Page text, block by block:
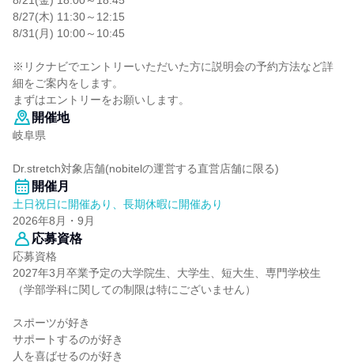
8/27(木) 11:30～12:15
8/31(月) 10:00～10:45
※リクナビでエントリーいただいた方に説明会の予約方法など詳
細をご案内をします。
まずはエントリーをお願いします。
開催地
岐阜県
Dr.stretch対象店舗(nobitelの運営する直営店舗に限る)
開催月
土日祝日に開催あり、長期休暇に開催あり
2026年8月・9月
応募資格
応募資格
2027年3月卒業予定の大学院生、大学生、短大生、専門学校生
（学部学科に関しての制限は特にございません）
スポーツが好き
サポートするのが好き
人を喜ばせるのが好き